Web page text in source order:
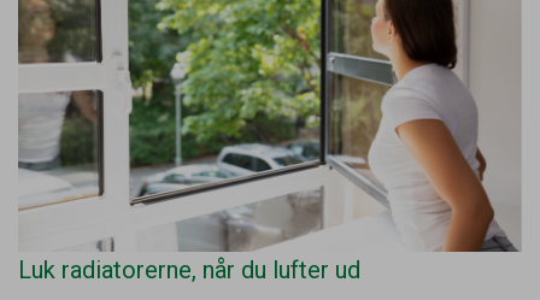
Luk radiatorerne, når du lufter ud